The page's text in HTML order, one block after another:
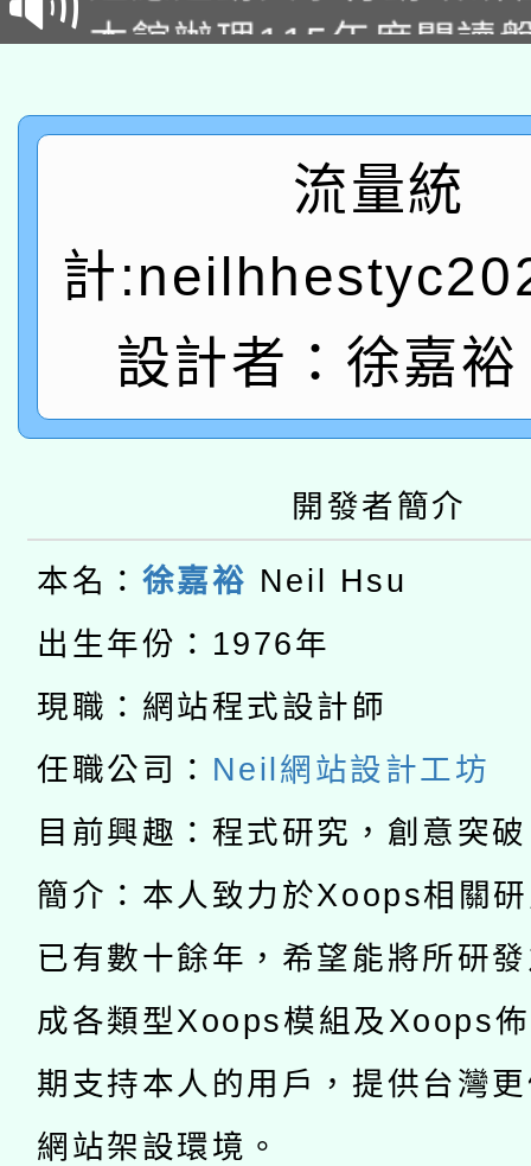
招)
本館辦理115年度閱讀
礎課程
A3數位素養講師名單
「數位內容與教學軟
pilot」
有關大陸委員會函釋公
薪期間赴陸應申請許可
轉知經濟部水利署委託
業技術研究院辦理「
用水績優單位及節水達
115年8月22日(星期六
桃園市孔廟祈福系列
開 智慧啟航」
2026年桃園地景藝術
本校115學年度第2次
招甄選結果公告(無人
招)
適應運動共學行動站研
本館辦理115年度閱讀
暨閱讀推動專業研習
礎課程
A3數位素養講師名單
「數位內容與教學軟體
pilot」
有關大陸委員會函釋公
薪期間赴陸應申請許可
轉知經濟部水利署委託
業技術研究院辦理「
用水績優單位及節水達
動」
115年8月22日(星期六
桃園市孔廟祈福系列
開 智慧啟航」
2026年桃園地景藝術
流量統
計
設計者：徐嘉
開發者簡介
本名： 徐嘉裕 Neil Hsu
出生年份：1976年
現職：網站程式設計師
任職公司： Neil網站設計工坊
目前興趣：程式研究，創意突
簡介：本人致力於Xoops相關
已有數十餘年，希望能將所研
成各類型Xoops模組及Xoops
期支持本人的用戶，提供台灣
網站架設環境。